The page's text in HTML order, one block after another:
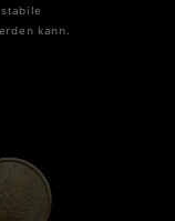
kann.